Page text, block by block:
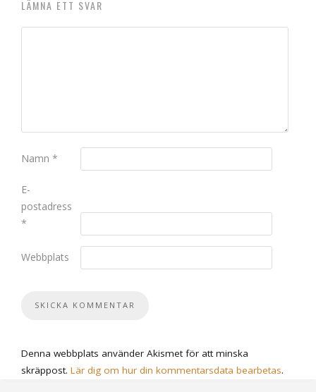
LÄMNA ETT SVAR
Namn *
E-
postadress
*
Webbplats
Denna webbplats använder Akismet för att minska
skräppost. Lär dig om hur din kommentarsdata bearbetas.